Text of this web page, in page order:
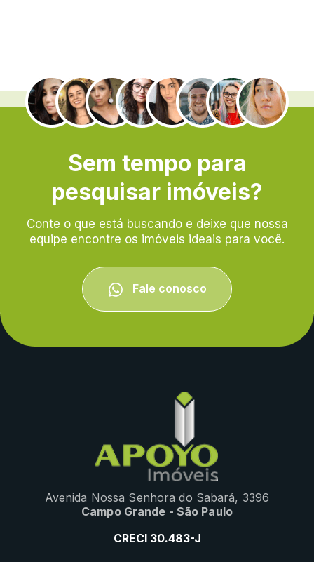
.
Sem tempo para
pesquisar imóveis?
Conte o que está buscando e deixe que nossa
equipe encontre os imóveis ideais para você.
Fale conosco
Avenida Nossa Senhora do Sabará, 3396
Campo Grande - São Paulo
CRECI 30.483-J